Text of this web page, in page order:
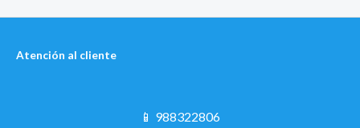
Atención al cliente
📱 988322806